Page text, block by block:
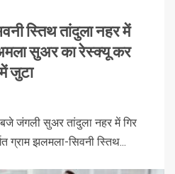
स्तिथ तांदुला नहर में
सुअर का रेस्क्यू कर
जुटा
जंगली सुअर तांदुला नहर में गिर
ग्राम झलमला-सिवनी स्तिथ...